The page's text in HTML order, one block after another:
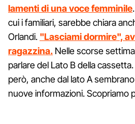
lamenti di una voce femminile
cui i familiari, sarebbe chiara
Orlandi. "Lasciami dormire",
ragazzina. Nelle scorse
parlare del Lato B della
però, anche dal lato A
nuove informazioni. Scopriamo